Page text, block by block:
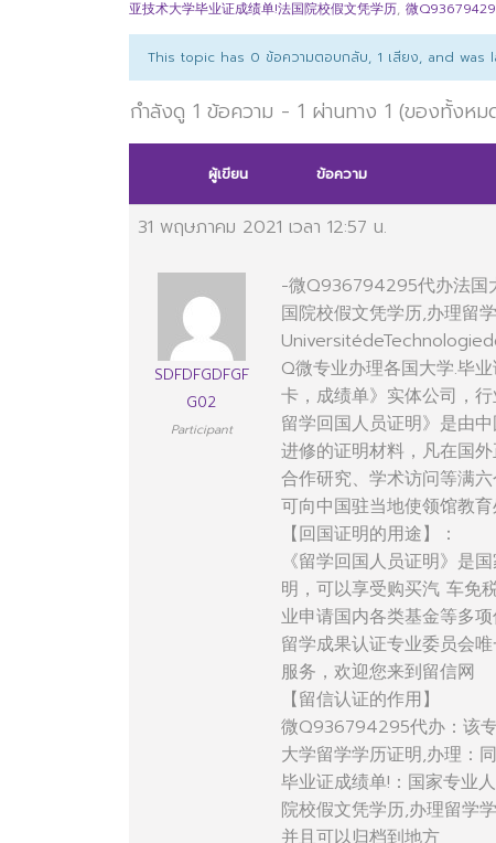
亚技术大学毕业证成绩单!法国院校假文凭学历, 微
This topic has 0 ข้อความตอบกลับ, 1 เสียง, and was
กำลังดู 1 ข้อความ - 1 ผ่านทาง 1 (ของทั้งหม
ผู้เขียน ข้อความ
31 พฤษภาคม 2021 เวลา 12:57 น.
SDFDFGDFGF
G02
Participant
-微Q936794295代办法国
国院校假文凭学历,办理留
Q微专业办理各国大学.毕
卡，成绩单》实体公司，
留学回国人员证明》是由
进修的证明材料，凡在国
合作研究、学术访问等满
可向中国驻当地使领馆教
【回国证明的用途】：
《留学回国人员证明》是
明，可以享受购买汽 车免
业申请国内各类基金等多项
留学成果认证专业委员会
服务，欢迎您来到留信网
【留信认证的作用】
微Q936794295代办：该
大学留学学历证明,办理：
毕业证成绩单!：国家专业
院校假文凭学历,办理留学
并且可以归档到地方